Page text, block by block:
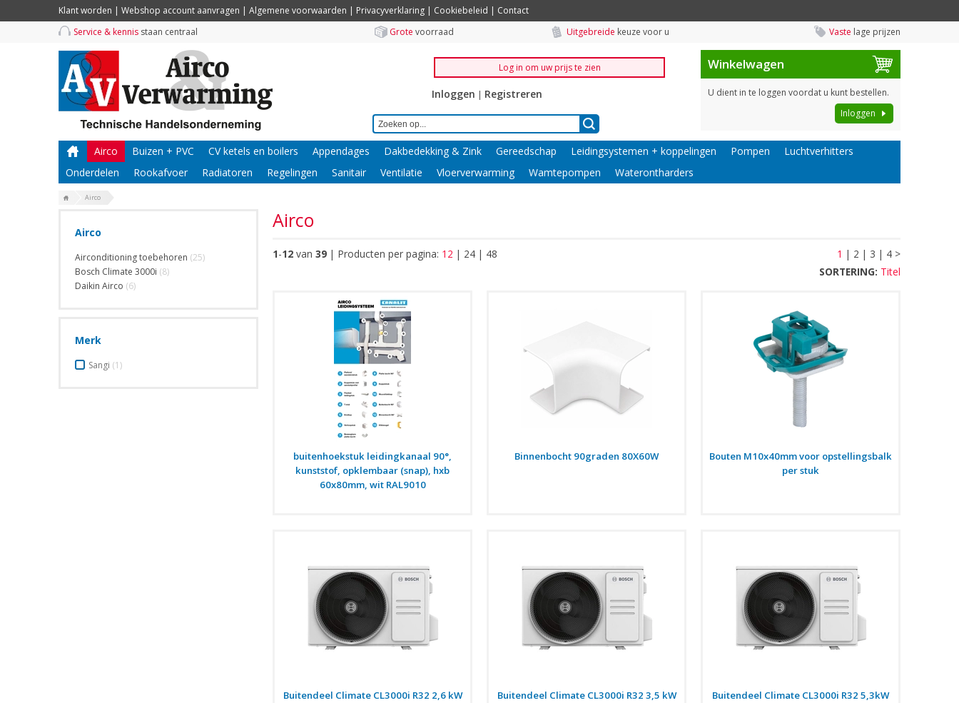
Klant worden | Webshop account aanvragen | Algemene voorwaarden | Privacyverklaring | Cookiebeleid | Contact
Service & kennis staan centraal Grote voorraad Uitgebreide keuze voor u Vaste lage prijzen
Log in om uw prijs te zien
Inloggen | Registreren
Winkelwagen
U dient in te loggen voordat u kunt bestellen.
Inloggen
Airco Buizen + PVC CV ketels en boilers Appendages Dakbedekking & Zink Gereedschap Leidingsystemen + koppelingen Pompen
Luchtverhitters
Onderdelen
Rookafvoer Radiatoren Regelingen Sanitair Ventilatie Vloerverwarming Wamtepompen Waterontharders
Airco
Airco
Airconditioning toebehoren (25)
Bosch Climate 3000i (8)
Daikin Airco (6)
Merk
Sangi (1)
Airco
1-12 van 39 | Producten per pagina: 12 | 24 | 48 1 | 2 | 3 | 4 >
SORTERING: Titel
buitenhoekstuk leidingkanaal 90°,
kunststof, opklembaar (snap), hxb
60x80mm, wit RAL9010
Binnenbocht 90graden 80X60W
Bouten M10x40mm voor opstellingsbalk
per stuk
Buitendeel Climate CL3000i R32 2,6 kW
Buitendeel Climate CL3000i R32 3,5 kW
Buitendeel Climate CL3000i R32 5,3kW